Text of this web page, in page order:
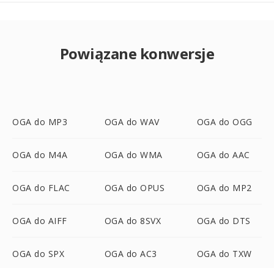
Powiązane konwersje
OGA do MP3 OGA do WAV OGA do OGG
OGA do M4A OGA do WMA OGA do AAC
OGA do FLAC OGA do OPUS OGA do MP2
OGA do AIFF OGA do 8SVX OGA do DTS
OGA do SPX OGA do AC3 OGA do TXW